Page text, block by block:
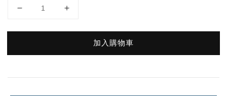
加入購物車